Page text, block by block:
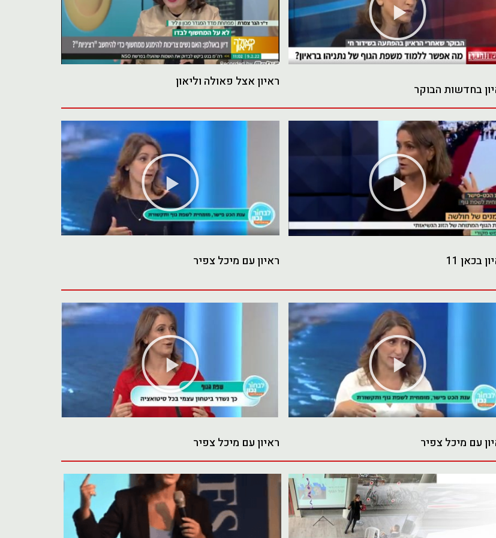
בחדשות הבוקר
ראיון אצל פאולה וליאון
בכאן 11
נגן
וידאו
ראיון עם מיכל צפיר
נגן
וידאו
עם מיכל צפיר
נגן
וידאו
ראיון עם מיכל צפיר